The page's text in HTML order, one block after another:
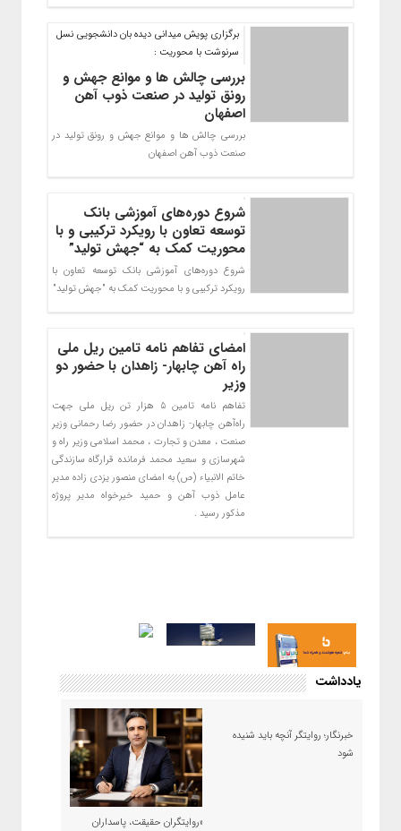
برگزاری پویش میدانی دیده بان دانشجویی نسل
سرنوشت با محوریت :
بررسی چالش ها و موانع جهش و
رونق تولید در صنعت ذوب آهن
اصفهان
بررسی چالش ها و موانع جهش و رونق تولید در
صنعت ذوب آهن اصفهان
شروع دوره‌های آموزشی بانک
توسعه تعاون با رویکرد ترکیبی و با
محوریت کمک به “جهش تولید”
شروع دوره‌های آموزشی بانک توسعه تعاون با
رویکرد ترکیبی و با محوریت کمک به "جهش تولید"
امضای تفاهم نامه تامین ریل ملی
راه آهن چابهار- زاهدان با حضور دو
وزیر
تفاهم نامه تامین ۵ هزار تن ریل ملی جهت
راه‌آهن چابهار- زاهدان در حضور رضا رحمانی وزیر
صنعت ، معدن و تجارت ، محمد اسلامی وزیر راه و
شهرسازی و سعید محمد فرمانده قرارگاه سازندگی
خاتم الانبیاء (ص) به امضای منصور یزدی زاده مدیر
عامل ذوب آهن و حمید خیرخواه مدیر پروژه
مذکور رسید .
یادداشت
خبرنگار؛ روایتگر آنچه باید شنیده
شود
«روایتگران حقیقت، پاسداران